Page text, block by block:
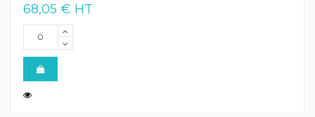
68,05 € HT